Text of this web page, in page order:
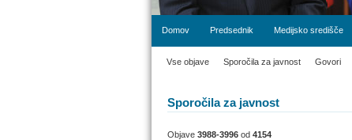
Domov Predsednik Medijsko središče
Vse objave Sporočila za javnost Govori
Sporočila za javnost
Objave 3988-3996 od 4154